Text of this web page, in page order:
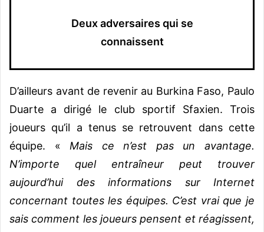
Deux adversaires qui se
connaissent
D’ailleurs avant de revenir au Burkina Faso, Paulo
Duarte a dirigé le club sportif Sfaxien. Trois
joueurs qu’il a tenus se retrouvent dans cette
équipe. « Mais ce n’est pas un avantage.
N’importe quel entraîneur peut trouver
aujourd’hui des informations sur Internet
concernant toutes les équipes. C’est vrai que je
sais comment les joueurs pensent et réagissent,